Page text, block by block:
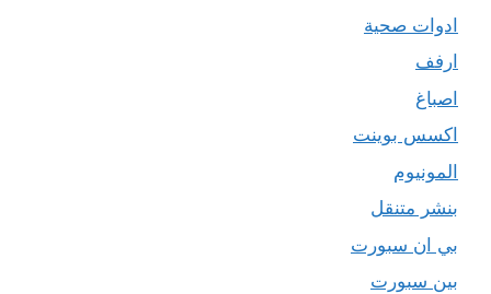
ادوات صحية
ارفف
اصباغ
اكسس بوينت
المونيوم
بنشر متنقل
بي ان سبورت
بين سبورت